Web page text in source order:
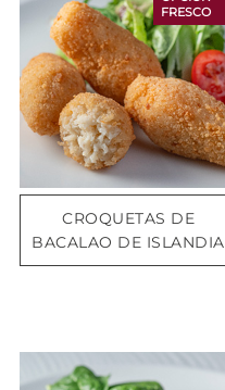
CROQUETAS DE
BACALAO DE ISLANDIA
FRESCO